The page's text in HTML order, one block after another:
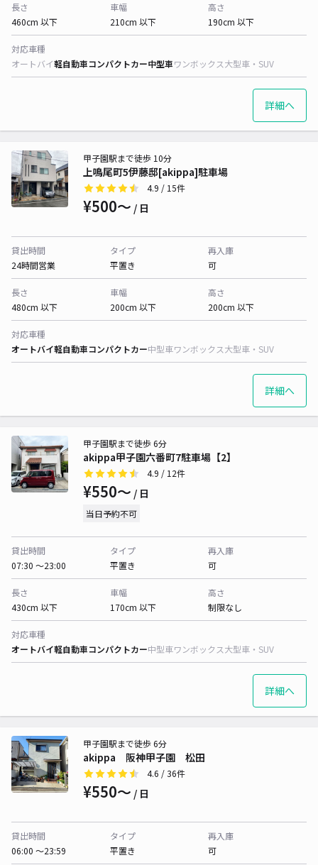
長さ
460cm 以下
車幅
210cm 以下
高さ
190cm 以下
対応車種
オートバイ軽自動車コンパクトカー中型車ワンボックス大型車・SUV
詳細へ
上鳴尾町5伊藤邸[akippa]駐車場
甲子園駅まで徒歩 10分
4.9 / 15件
¥500〜 / 日
貸出時間
24時間営業
タイプ
平置き
再入庫
可
長さ
480cm 以下
車幅
200cm 以下
高さ
200cm 以下
対応車種
オートバイ軽自動車コンパクトカー中型車ワンボックス大型車・SUV
詳細へ
akippa甲子園六番町7駐車場【2】
甲子園駅まで徒歩 6分
4.9 / 12件
¥550〜 / 日
当日予約不可
貸出時間
07:30 〜23:00
タイプ
平置き
再入庫
可
長さ
430cm 以下
車幅
170cm 以下
高さ
制限なし
対応車種
オートバイ軽自動車コンパクトカー中型車ワンボックス大型車・SUV
詳細へ
akippa 阪神甲子園 松田
甲子園駅まで徒歩 6分
4.6 / 36件
¥550〜 / 日
貸出時間
06:00 〜23:59
タイプ
平置き
再入庫
可